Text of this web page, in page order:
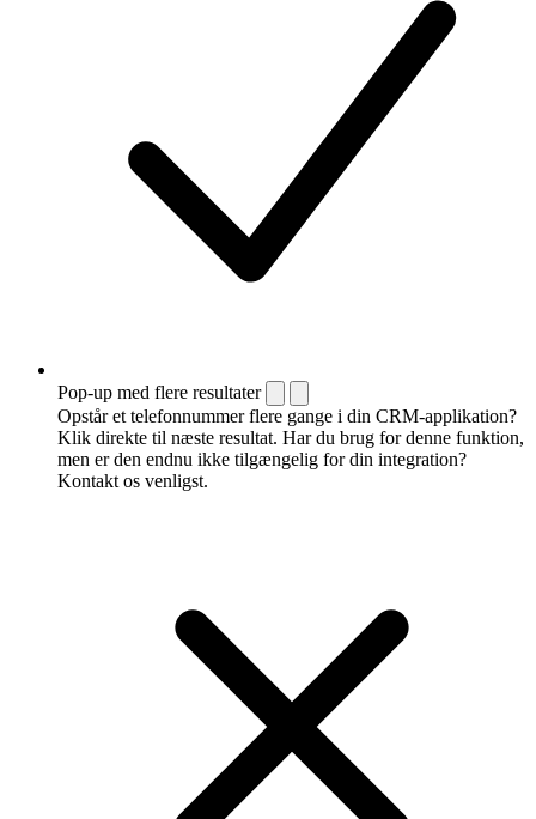
Pop-up med flere resultater
Opstår et telefonnummer flere gange i din CRM-applikation?
Klik direkte til næste resultat. Har du brug for denne funktion,
men er den endnu ikke tilgængelig for din integration?
Kontakt os venligst.